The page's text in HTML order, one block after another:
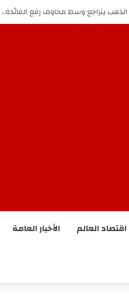
الذهب يتراجع وسط مخاوف رفع
اقتصاد العالم الأخبار العامة